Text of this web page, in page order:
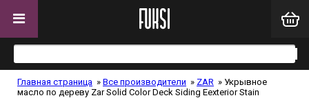
Главная страница » Все производители » ZAR » Укрывное
масло по дереву Zar Solid Color Deck Siding Eexterior Stain